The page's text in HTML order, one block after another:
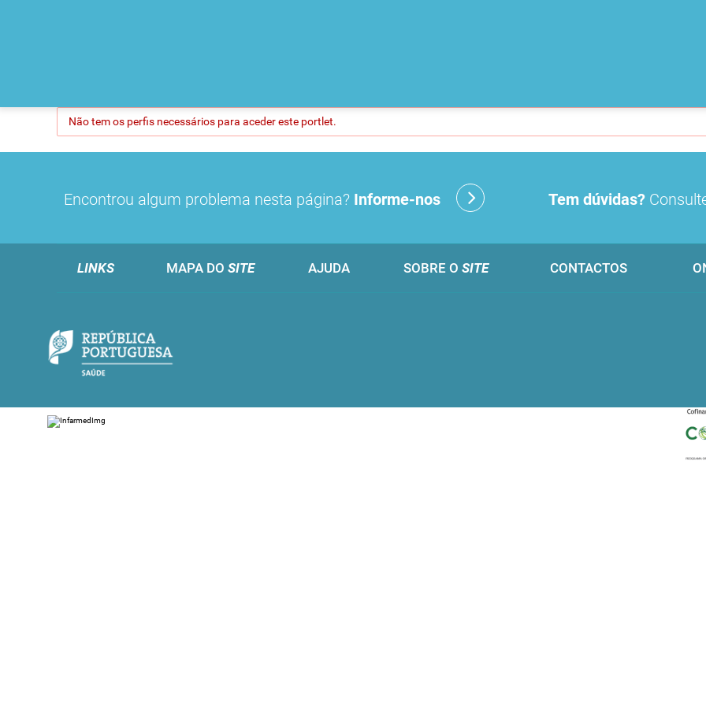
Não tem os perfis necessários para aceder este portlet.
Encontrou algum problema nesta página? Informe-nos Tem dúvidas?
LINKS MAPA DO SITE AJUDA SOBRE O SITE CONTACTOS